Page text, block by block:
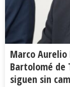
Marco Aurelio
Bartolomé
siguen sin